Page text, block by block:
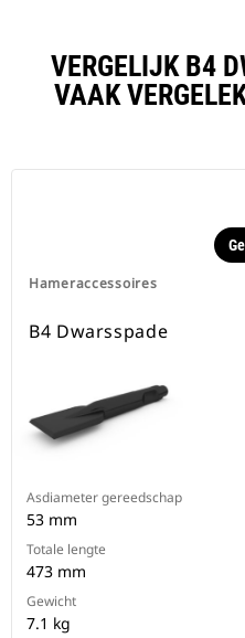
VERGELIJK B4
VAAK
Hameraccessoires
B4 Dwarsspade
Asdiameter gereedschap
53 mm
Totale lengte
473 mm
Gewicht
7.1 kg